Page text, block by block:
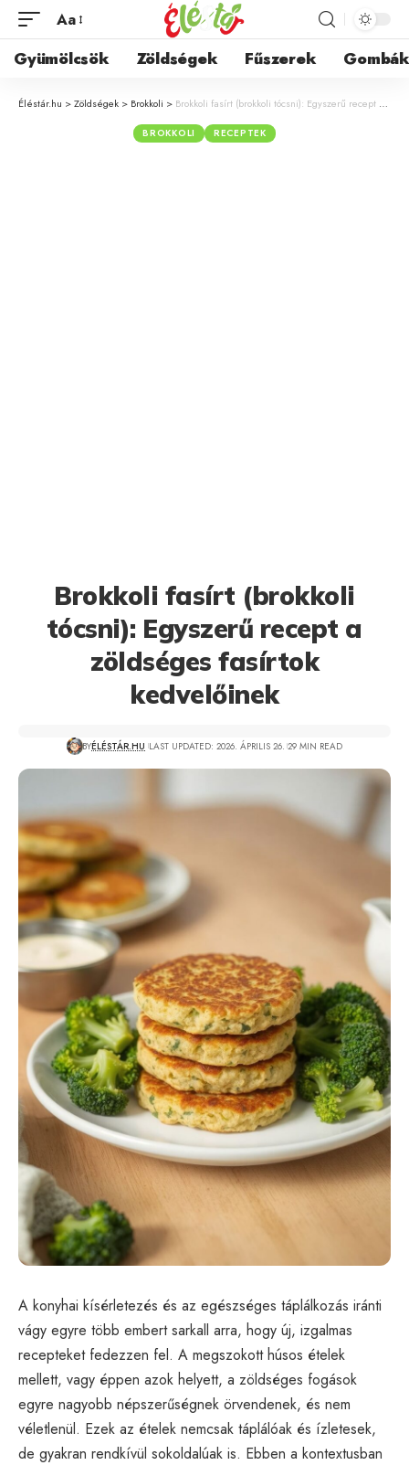
Aa
Gyümölcsök Zöldségek Fűszerek Gombák
Éléstár.hu >Zöldségek > Brokkoli > Brokkoli fasírt (brokkoli tócsni): Egyszerű recept a zöldséges fasírtok kedvelőinek
BROKKOLI RECEPTEK
Brokkoli fasírt (brokkoli
tócsni): Egyszerű recept a
zöldséges fasírtok
kedvelőinek
BYÉLÉSTÁR.HU LAST UPDATED: 2026. ÁPRILIS 26. 29 MIN READ
A konyhai kísérletezés és az egészséges táplálkozás iránti
vágy egyre több embert sarkall arra, hogy új, izgalmas
recepteket fedezzen fel. A megszokott húsos ételek
mellett, vagy éppen azok helyett, a zöldséges fogások
egyre nagyobb népszerűségnek örvendenek, és nem
véletlenül. Ezek az ételek nemcsak táplálóak és ízletesek,
de gyakran rendkívül sokoldalúak is. Ebben a kontextusban